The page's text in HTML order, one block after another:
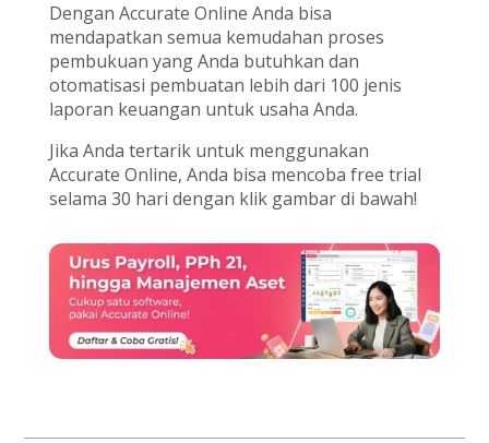
Dengan Accurate Online Anda bisa
mendapatkan semua kemudahan proses
pembukuan yang Anda butuhkan dan
otomatisasi pembuatan lebih dari 100 jenis
laporan keuangan untuk usaha Anda.
Jika Anda tertarik untuk menggunakan
Accurate Online, Anda bisa mencoba free trial
selama 30 hari dengan klik gambar di bawah!